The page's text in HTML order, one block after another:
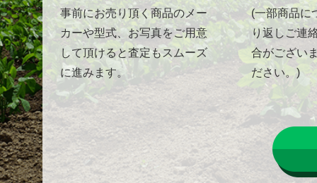
事前にお売り頂く商品のメー
カーや型式、お写真をご用意
して頂けると査定もスムーズ
に進みます。
(一部商品に
り返しご連
合がござい
ださい。)